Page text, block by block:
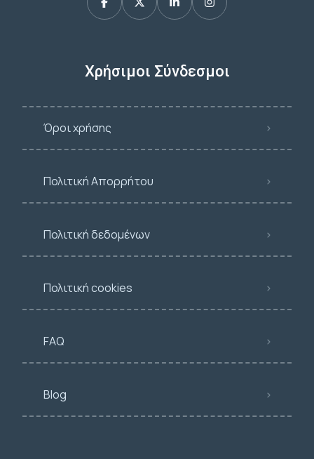
Χρήσιμοι Σύνδεσμοι
Όροι χρήσης
Πολιτική Απορρήτου
Πολιτική δεδομένων
Πολιτική cookies
FAQ
Blog